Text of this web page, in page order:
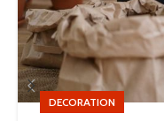
DECORATION